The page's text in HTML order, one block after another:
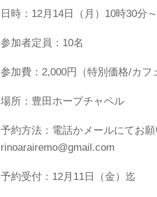
日時：12月14日（月）10時30分
参加者定員：10名
参加費：2,000円（特別価格/カフ
場所：豊田ホープチャペル
予約方法：電話かメールにて
rinoarairemo@gmail.com
予約受付：12月11日（金）迄